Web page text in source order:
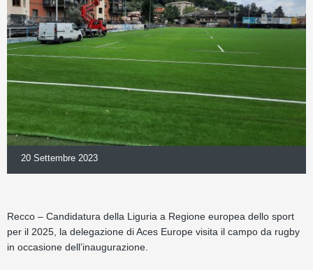
20 Settembre 2023
Recco – Candidatura della Liguria a Regione europea dello sport
per il 2025, la delegazione di Aces Europe visita il campo da rugby
in occasione dell’inaugurazione.